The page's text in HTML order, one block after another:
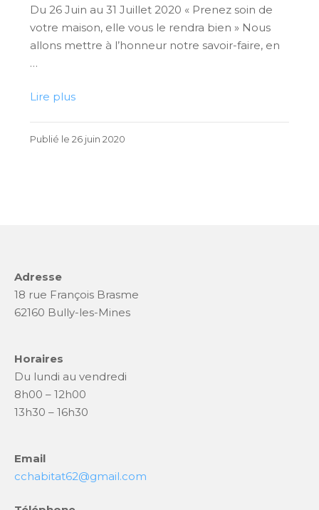
2020
Du 26 Juin au 31 Juillet 2020 « Prenez soin de
votre maison, elle vous le rendra bien » Nous
allons mettre à l’honneur notre savoir-faire, en
…
Lire plus
Publié le 26 juin 2020
Adresse
18 rue François Brasme
62160 Bully-les-Mines
Horaires
Du lundi au vendredi
8h00 – 12h00
13h30 – 16h30
Email
cchabitat62@gmail.com